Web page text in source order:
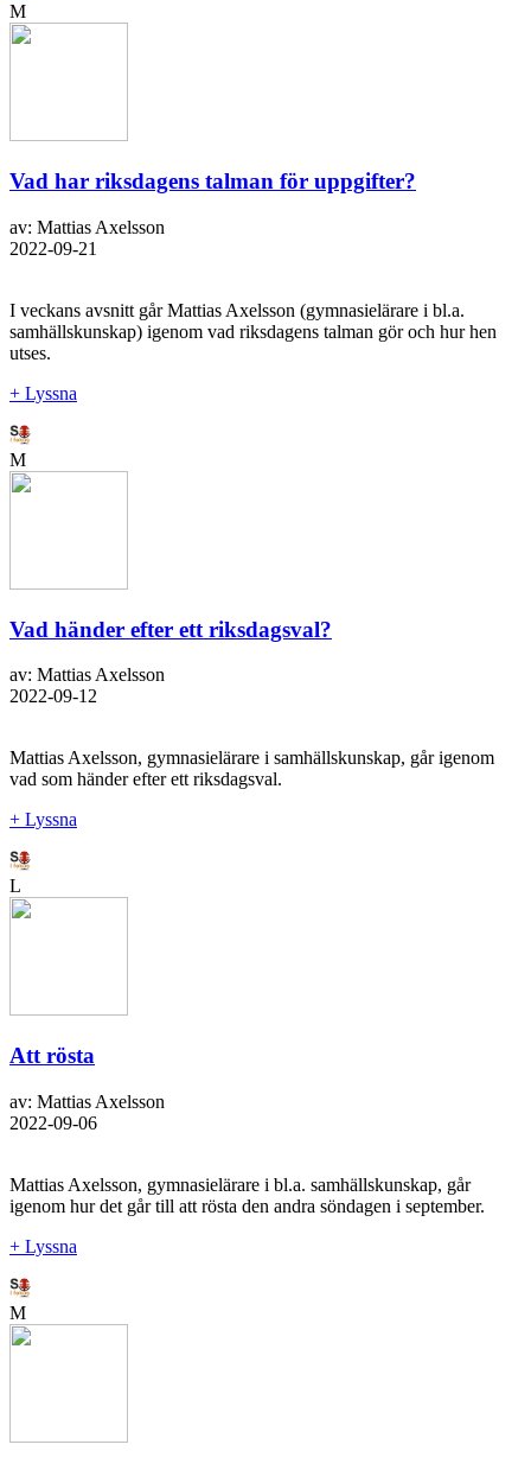
M
Vad har riksdagens talman för uppgifter?
av: Mattias Axelsson
2022-09-21
I veckans avsnitt går Mattias Axelsson (gymnasielärare i bl.a.
samhällskunskap) igenom vad riksdagens talman gör och hur hen
utses.
+ Lyssna
M
Vad händer efter ett riksdagsval?
av: Mattias Axelsson
2022-09-12
Mattias Axelsson, gymnasielärare i samhällskunskap, går igenom
vad som händer efter ett riksdagsval.
+ Lyssna
L
Att rösta
av: Mattias Axelsson
2022-09-06
Mattias Axelsson, gymnasielärare i bl.a. samhällskunskap, går
igenom hur det går till att rösta den andra söndagen i september.
+ Lyssna
M